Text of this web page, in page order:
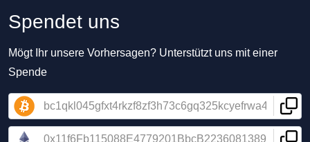
Spendet uns
Mögt Ihr unsere Vorhersagen? Unterstützt uns mit einer
Spende